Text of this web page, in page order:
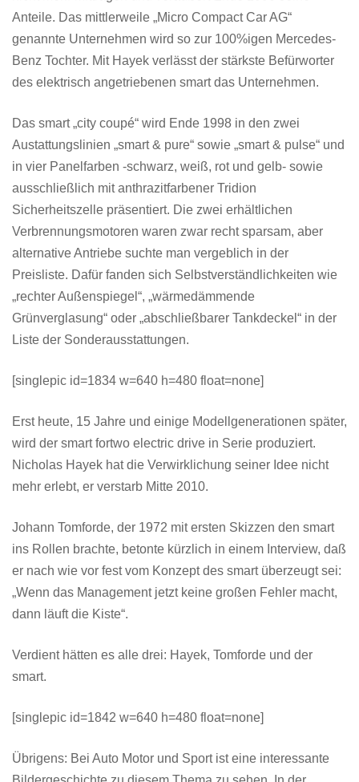
Anteile. Das mittlerweile „Micro Compact Car AG“
genannte Unternehmen wird so zur 100%igen Mercedes-
Benz Tochter. Mit Hayek verlässt der stärkste Befürworter
des elektrisch angetriebenen smart das Unternehmen.
Das smart „city coupé“ wird Ende 1998 in den zwei
Austattungslinien „smart & pure“ sowie „smart & pulse“ und
in vier Panelfarben -schwarz, weiß, rot und gelb- sowie
ausschließlich mit anthrazitfarbener Tridion
Sicherheitszelle präsentiert. Die zwei erhältlichen
Verbrennungsmotoren waren zwar recht sparsam, aber
alternative Antriebe suchte man vergeblich in der
Preisliste. Dafür fanden sich Selbstverständlichkeiten wie
„rechter Außenspiegel“, „wärmedämmende
Grünverglasung“ oder „abschließbarer Tankdeckel“ in der
Liste der Sonderausstattungen.
[singlepic id=1834 w=640 h=480 float=none]
Erst heute, 15 Jahre und einige Modellgenerationen später,
wird der smart fortwo electric drive in Serie produziert.
Nicholas Hayek hat die Verwirklichung seiner Idee nicht
mehr erlebt, er verstarb Mitte 2010.
Johann Tomforde, der 1972 mit ersten Skizzen den smart
ins Rollen brachte, betonte kürzlich in einem Interview, daß
er nach wie vor fest vom Konzept des smart überzeugt sei:
„Wenn das Management jetzt keine großen Fehler macht,
dann läuft die Kiste“.
Verdient hätten es alle drei: Hayek, Tomforde und der
smart.
[singlepic id=1842 w=640 h=480 float=none]
Übrigens: Bei Auto Motor und Sport ist eine interessante